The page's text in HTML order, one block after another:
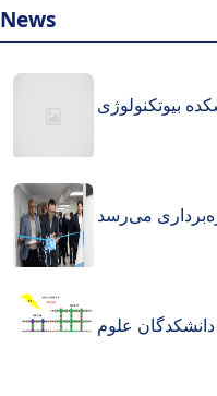
News
می‌رسد
علوم